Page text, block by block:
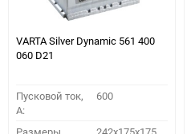
VARTA Silver Dynamic 561 400
060 D21
Пусковой ток,
A:
600